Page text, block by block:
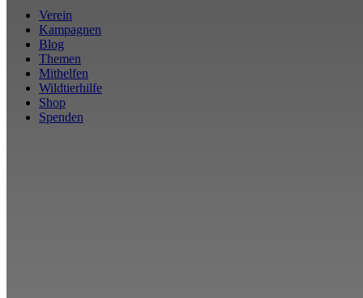
Verein
Kampagnen
Blog
Themen
Mithelfen
Wildtierhilfe
Shop
Spenden